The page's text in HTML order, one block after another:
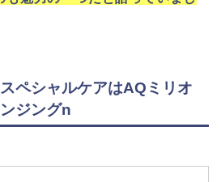
ペシャルケアはAQミリオ
ジングn